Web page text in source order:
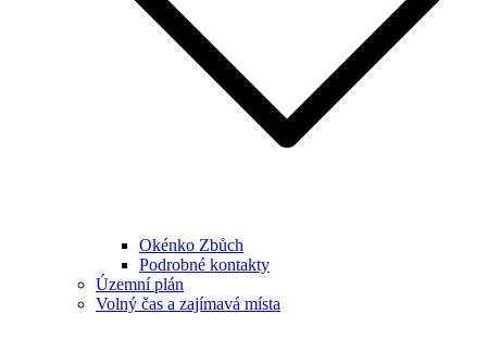
Okénko Zbůch
Podrobné kontakty
Územní plán
Volný čas a zajímavá místa